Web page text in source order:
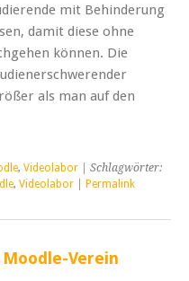
mit Behinderung
damit diese ohne
können. Die
als man auf den
, Videolabor | Schlagwörter:
, Videolabor Permalink
Verein